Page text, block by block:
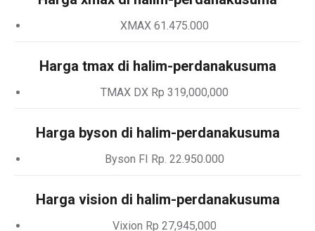
XMAX 61.475.000
Harga tmax di halim-perdanakusuma
TMAX DX Rp 319,000,000
Harga byson di halim-perdanakusuma
Byson FI Rp. 22.950.000
Harga vision di halim-perdanakusuma
Vixion Rp 27,945,000